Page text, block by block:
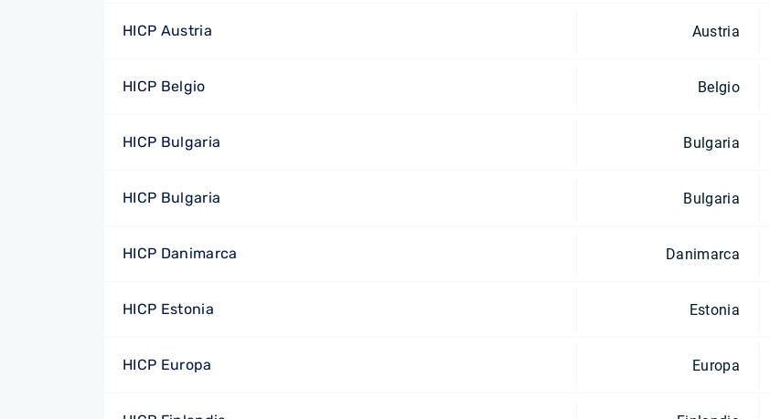
HICP Austria Austria
HICP Belgio Belgio
HICP Bulgaria Bulgaria
HICP Bulgaria Bulgaria
HICP Danimarca Danimarca
HICP Estonia Estonia
HICP Europa Europa